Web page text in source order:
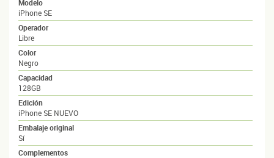
Modelo
iPhone SE
Operador
Libre
Color
Negro
Capacidad
128GB
Edición
iPhone SE NUEVO
Embalaje original
Sí
Complementos